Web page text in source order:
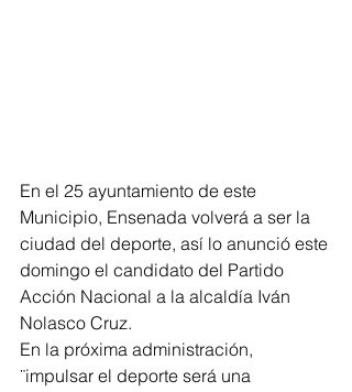
En el 25 ayuntamiento de este
Municipio, Ensenada volverá a ser la
ciudad del deporte, así lo anunció este
domingo el candidato del Partido
Acción Nacional a la alcaldía Iván
Nolasco Cruz.
En la próxima administración,
¨impulsar el deporte será una